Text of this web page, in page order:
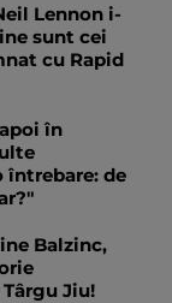
Lennon i-
sunt cei
cu Rapid
în
întrebare: de
Balzinc,
Jiu!